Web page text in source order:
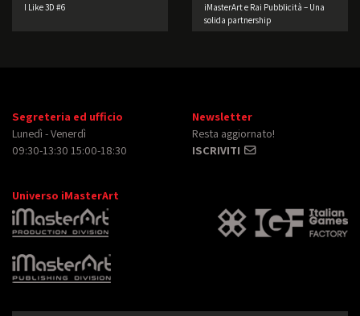
I Like 3D #6
iMasterArt e Rai Pubblicità – Una
solida partnership
Segreteria ed ufficio
Lunedì - Venerdì
09:30-13:30 15:00-18:30
Newsletter
Resta aggiornato!
ISCRIVITI
Universo iMasterArt